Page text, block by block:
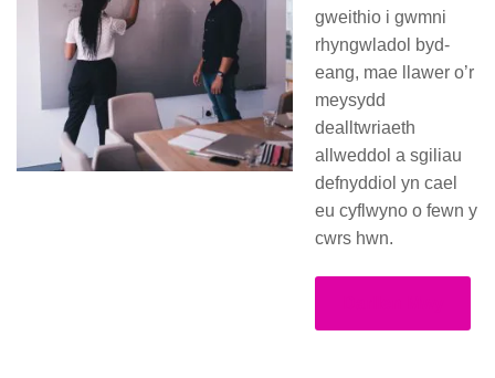
gweithio i gwmni
rhyngwladol byd-
eang, mae llawer o’r
meysydd
dealltwriaeth
allweddol a sgiliau
defnyddiol yn cael
eu cyflwyno o fewn y
cwrs hwn.